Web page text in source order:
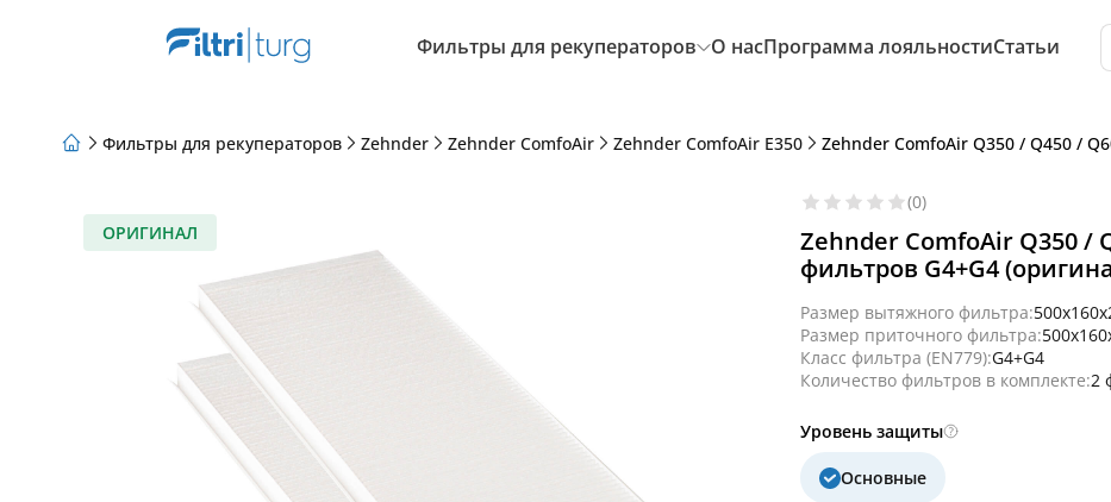
Фильтры для рекуператоров О насПрограмма лояльностиСтатьи
Фильтры для рекуператоров Zehnder Zehnder ComfoAir Zehnder ComfoAir E350 Zehnder ComfoAir Q350 / Q450 /
ОРИГИНАЛ
(0)
Zehnder ComfoAir Q350 /
фильтров G4+G4
Размер вытяжного фильтра:
Размер приточного фильтра:
Класс фильтра (EN779):G4+G4
Количество фильтров в комплекте:2
Уровень защиты
Основные